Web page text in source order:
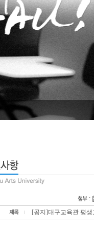
:
[공지]대구교육관 평